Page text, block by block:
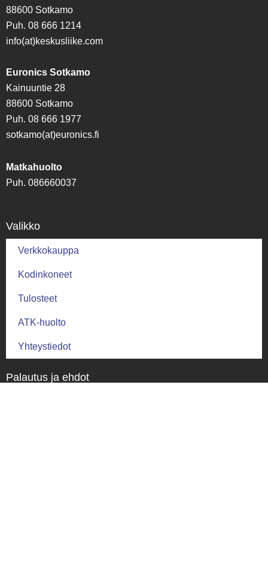
88600 Sotkamo
Puh. 08 666 1214
info(at)keskusliike.com
Euronics Sotkamo
Kainuuntie 28
88600 Sotkamo
Puh. 08 666 1977
sotkamo(at)euronics.fi
Matkahuolto
Puh. 086660037
Valikko
Verkkokauppa
Kodinkoneet
Tulosteet
ATK-huolto
Yhteystiedot
Palautus ja ehdot